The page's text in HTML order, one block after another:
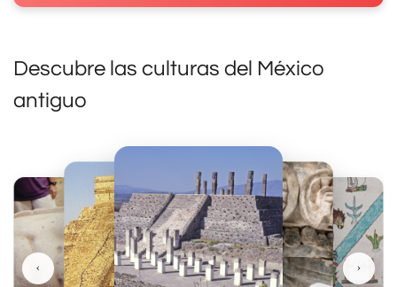
Descubre las culturas del México
antiguo
‹ ›